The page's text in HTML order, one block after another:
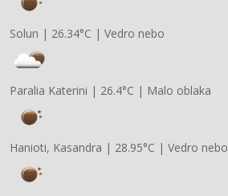
Solun | 26.34°C | Vedro nebo
Paralia Katerini | 26.4°C | Malo oblaka
Hanioti, Kasandra | 28.95°C | Vedro nebo